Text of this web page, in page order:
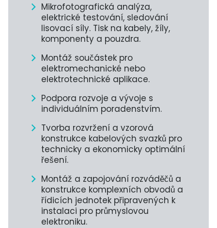
Mikrofotografická analýza,
elektrické testování, sledování
lisovací síly. Tisk na kabely, žíly,
komponenty a pouzdra.
Montáž součástek pro
elektromechanické nebo
elektrotechnické aplikace.
Podpora rozvoje a vývoje s
individuálním poradenstvím.
Tvorba rozvržení a vzorová
konstrukce kabelových svazků pro
technicky a ekonomicky optimální
řešení.
Montáž a zapojování rozváděčů a
konstrukce komplexních obvodů a
řídicích jednotek připravených k
instalaci pro průmyslovou
elektroniku.